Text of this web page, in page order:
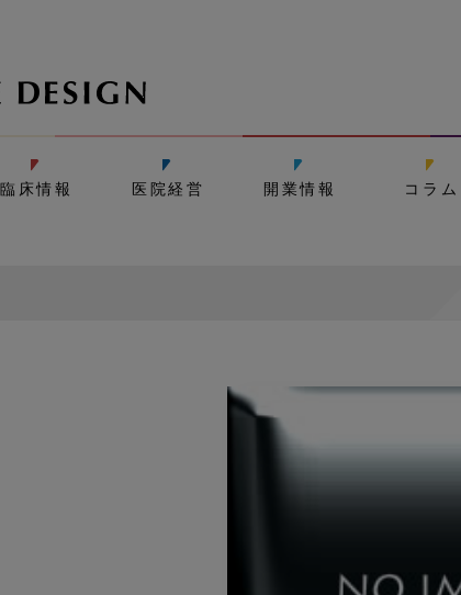
臨床情報 医院経営 開業情報 コラム